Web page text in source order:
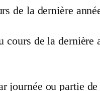
de la dernière
cours de la dernière
journée ou partie